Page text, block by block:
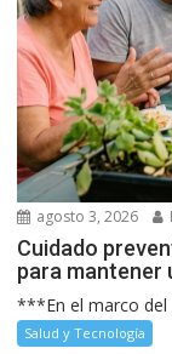
agosto 3, 2026
Cuidado
para mantener
***En el marco del
Salud y Tecnología